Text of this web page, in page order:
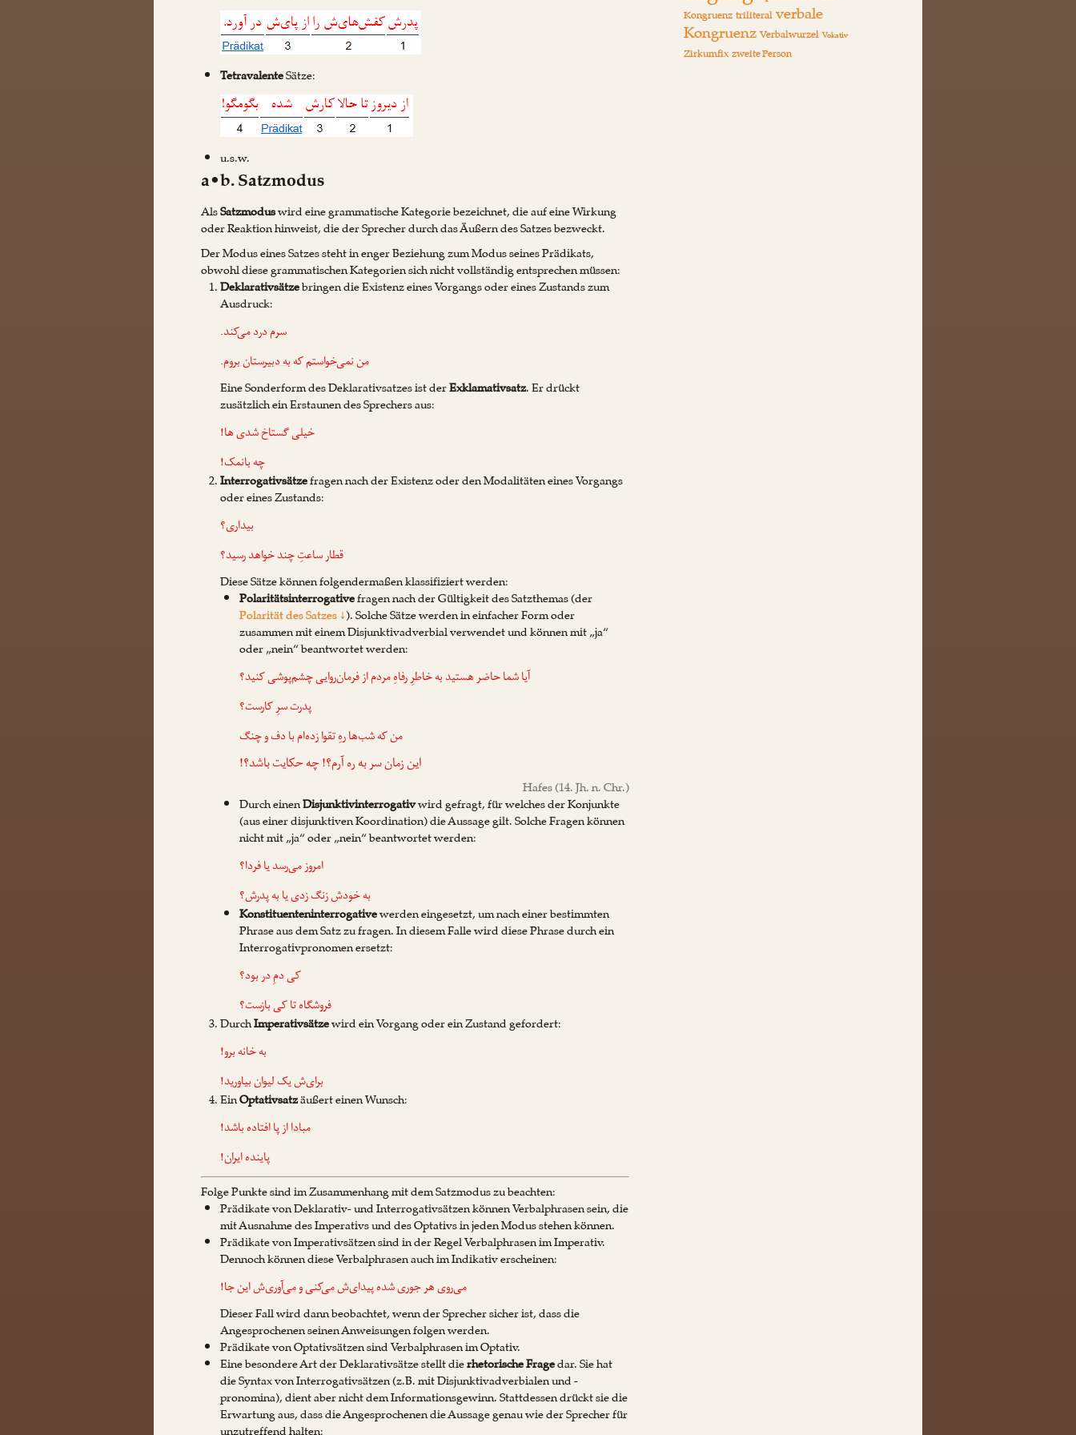
TetravalenteSätze:
u.s.w.
a•b. Satzmodus
AlsSatzmoduswird eine grammatische Kategorie bezeichnet, die auf eine Wirkung
oder Reaktion hinweist, die der Sprecher durch das Äußern des Satzes bezweckt.
Der Modus eines Satzes steht in enger Beziehung zum Modus seines Prädikats,
obwohl diese grammatischen Kategorien sich nicht vollständig entsprechen müssen:
Deklarativsätzebringen die Existenz eines Vorgangs oder eines Zustands zum
Ausdruck:
سرم درد می‌کند.
من نمی‌خواستمکهبه دبیرستان بروم.
Eine Sonderform des Deklarativsatzes ist derExklamativsatz. Er drückt
zusätzlich ein Erstaunen des Sprechers aus:
خیلی گستاخ شدی ها!
چه بانمک!
Interrogativsätzefragen nach der Existenz oder den Modalitäten eines Vorgangs
oder eines Zustands:
بیداری؟
قطار ساعتِ چند خواهد رسید؟
Diese Sätze können folgendermaßen klassifiziert werden:
Polaritätsinterrogativefragen nach der Gültigkeit des Satzthemas (der
Polarität des Satzes ↓). Solche Sätze werden in einfacher Form oder
zusammen mit einem Disjunktivadverbial verwendet und können mit „ja“
oder „nein“ beantwortet werden:
آیا شما حاضر هستید به خاطرِ رفاهِ مردم از فرمان‌روایی چشم‌پوشی کنید؟
پدرت سرِ کارست؟
من که شب‌ها رهِ تقوا زده‌ام با دف و چنگ
این زمان سر به ره آرم؟! چه حکایت باشد؟!
Hafes(14. Jh. n. Chr.)
Durch einenDisjunktivinterrogativwird gefragt, für welches der Konjunkte
(aus einer disjunktiven Koordination) die Aussage gilt. Solche Fragen können
nicht mit „ja“ oder „nein“ beantwortet werden:
امروز می‌رسد یا فردا؟
به خودش زنگ زدی یا به پدرش؟
Konstituenteninterrogativewerden eingesetzt, um nach einer bestimmten
Phrase aus dem Satz zu fragen. In diesem Falle wird diese Phrase durch ein
Interrogativpronomen ersetzt:
کی دمِ در بود؟
فروشگاه تا کی بازست؟
DurchImperativsätzewird ein Vorgang oder ein Zustand gefordert:
به خانه برو!
برای‌ش یک لیوان بیاورید!
EinOptativsatzäußert einen Wunsch:
مبادااز پا افتاده باشد!
پاینده ایران!
Folge Punkte sind im Zusammenhang mit dem Satzmodus zu beachten:
Prädikate von Deklarativ- und Interrogativsätzen können Verbalphrasen sein, die
mit Ausnahme des Imperativs und des Optativs in jeden Modus stehen können.
Prädikate von Imperativsätzen sind in der Regel Verbalphrasen im Imperativ.
Dennoch können diese Verbalphrasen auch im Indikativ erscheinen:
می‌رویهر جوری شده پیدای‌شمی‌کنیومی‌آوری‌ش این جا!
Dieser Fall wird dann beobachtet, wenn der Sprecher sicher ist, dass die
Angesprochenen seinen Anweisungen folgen werden.
Prädikate von Optativsätzen sind Verbalphrasen im Optativ.
Eine besondere Art der Deklarativsätze stellt dierhetorische Fragedar. Sie hat
die Syntax von Interrogativsätzen (z.B. mit Disjunktivadverbialen und -
pronomina), dient aber nicht dem Informationsgewinn. Stattdessen drückt sie die
Erwartung aus, dass die Angesprochenen die Aussage genau wie der Sprecher für
Kongruenztriliteralverbale
KongruenzVerbalwurzelVokativ
Zirkumfixzweite Person